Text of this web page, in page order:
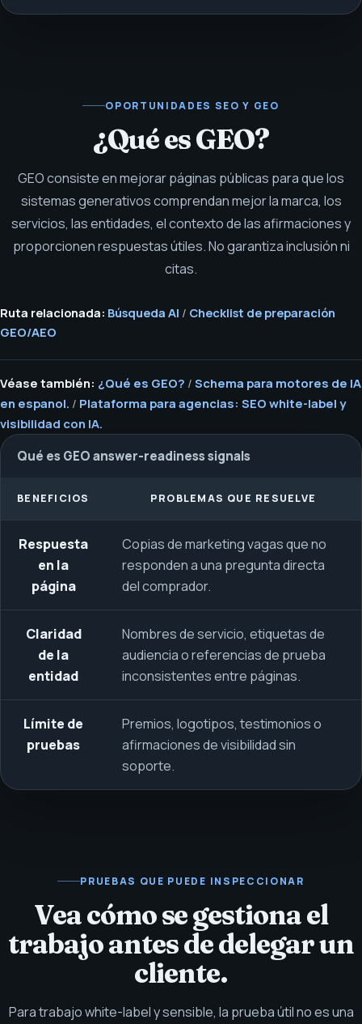
OPORTUNIDADES SEO Y GEO
¿Qué es GEO?
GEO consiste en mejorar páginas públicas para que los
sistemas generativos comprendan mejor la marca, los
servicios, las entidades, el contexto de las afirmaciones y
proporcionen respuestas útiles. No garantiza inclusión ni
citas.
Ruta relacionada: Búsqueda AI / Checklist de preparación
GEO/AEO
Véase también: ¿Qué es GEO? / Schema para motores de IA
en espanol. / Plataforma para agencias: SEO white-label y
visibilidad con IA.
Qué es GEO answer-readiness signals
BENEFICIOS PROBLEMAS QUE RESUELVE
Respuesta
en la
página
Copias de marketing vagas que no
responden a una pregunta directa
del comprador.
Claridad
de la
entidad
Nombres de servicio, etiquetas de
audiencia o referencias de prueba
inconsistentes entre páginas.
Límite de
pruebas
Premios, logotipos, testimonios o
afirmaciones de visibilidad sin
soporte.
PRUEBAS QUE PUEDE INSPECCIONAR
Vea cómo se gestiona el
trabajo antes de delegar un
cliente.
Para trabajo white-label y sensible, la prueba útil no es una